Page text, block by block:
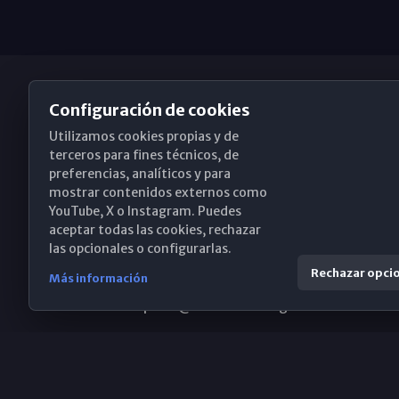
Obispado de Málaga
Santa María, 18-20. 29015 Málaga
(+34) 952 224 386
Configuración de cookies
Utilizamos cookies propias y de
terceros para fines técnicos, de
preferencias, analíticos y para
mostrar contenidos externos como
YouTube, X o Instagram. Puedes
aceptar todas las cookies, rechazar
las opcionales o configurarlas.
Más información Rechazar